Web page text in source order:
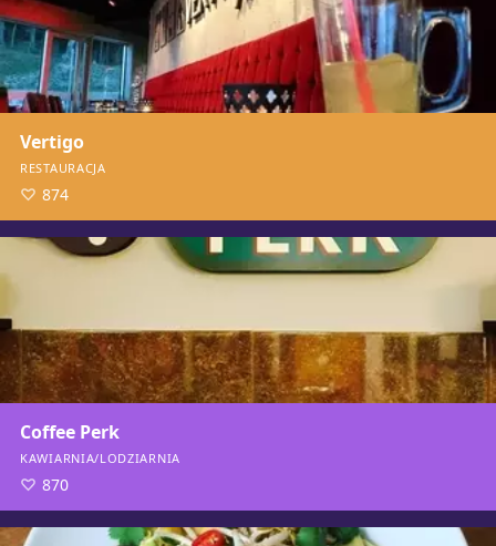
Vertigo
RESTAURACJA
874
Coffee Perk
KAWIARNIA/LODZIARNIA
870